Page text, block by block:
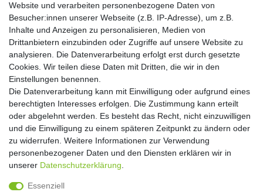
Hiermit bestätige ich, dass ich die Daten­schutz­erklärung
Einwilligung kann ich jederzeit widerrufen.**
Abonnieren
** Hierbei handelt es sich um ein Pflichtfeld.
Widerrufs­recht Widerrufs­formular Impressum
Daten­schutz­erklärung AGB Kontakt
Website und verarbeiten personenbezogene Daten von
Besucher:innen unserer Webseite (z.B. IP-Adresse), um z.B.
Inhalte und Anzeigen zu personalisieren, Medien von
Drittanbietern einzubinden oder Zugriffe auf unsere Website zu
analysieren. Die Datenverarbeitung erfolgt erst durch gesetzte
Cookies. Wir teilen diese Daten mit Dritten, die wir in den
Einstellungen benennen.
Die Datenverarbeitung kann mit Einwilligung oder aufgrund eines
berechtigten Interesses erfolgen. Die Zustimmung kann erteilt
oder abgelehnt werden. Es besteht das Recht, nicht einzuwilligen
und die Einwilligung zu einem späteren Zeitpunkt zu ändern oder
zu widerrufen. Weitere Informationen zur Verwendung
personenbezogener Daten und den Diensten erklären wir in
unserer Daten­schutz­erklärung
Essenziell
Copyright 2016 | Dekushop.de | Alle Rechte vorbehalten. |